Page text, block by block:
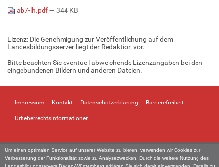
Um einen optimalen Service auf unserer Website zu bieten, verwenden wir Cookies zur
Verbesserung der Funktionalität sowie zu Analysezwecken. Durch die weitere Nutzung des
Landesbildungsservers Baden-Württemberg erklären Sie sich damit einverstanden. Details zu
ab7-lh.pdf— 344 KB
Lizenz: Die Genehmigung zur Veröffentlichung auf dem
Landesbildungsserver liegt der Redaktion vor.
Bitte beachten Sie eventuell abweichende Lizenzangaben bei den
eingebundenen Bildern und anderen Dateien.
Impressum Kontakt Datenschutzerklärung Barrierefreiheit
Urheberrechtsinformationen